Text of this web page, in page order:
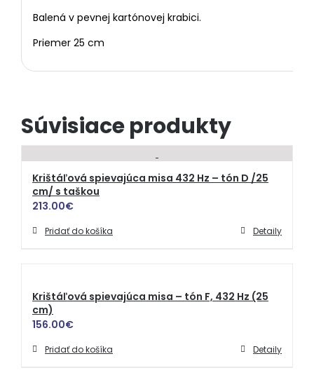
Balená v pevnej kartónovej krabici.
Priemer 25 cm
Súvisiace produkty
Krištáľová spievajúca misa 432 Hz – tón D /25
cm/ s taškou
213.00€
Pridať do košíka Detaily
Krištáľová spievajúca misa – tón F, 432 Hz (25
cm)
156.00€
Pridať do košíka Detaily